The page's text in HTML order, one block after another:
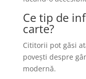
Ce tip de
carte?
Cititorii pot găsi
povești despre
modernă.